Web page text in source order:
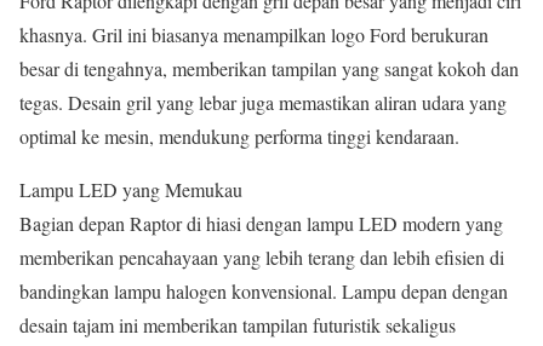
khasnya. Gril ini biasanya menampilkan logo Ford berukuran
besar di tengahnya, memberikan tampilan yang sangat kokoh dan
tegas. Desain gril yang lebar juga memastikan aliran udara yang
optimal ke mesin, mendukung performa tinggi kendaraan.
Lampu LED yang Memukau
Bagian depan Raptor di hiasi dengan lampu LED modern yang
memberikan pencahayaan yang lebih terang dan lebih efisien di
bandingkan lampu halogen konvensional. Lampu depan dengan
desain tajam ini memberikan tampilan futuristik sekaligus